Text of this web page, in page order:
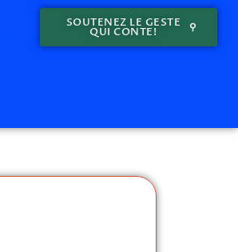
SOUTENEZ LE GESTE
QUI CONTE!